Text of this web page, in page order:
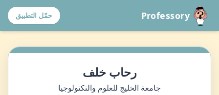
Professory حمّل التطبيق
رحاب خلف
جامعة الخليج للعلوم والتكنولوجيا